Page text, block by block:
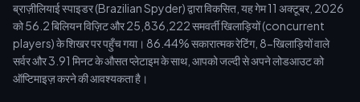
मल्टीप्लायर को अधिकतम कर सकें।
ब्राज़ीलियाई स्पाइडर (Brazilian Spyder) द्वारा विकसित, यह गेम 11 अक्टूबर, 2026
को 56.2 बिलियन विज़िट और 25,836,222 समवर्ती खिलाड़ियों (concurrent
players) के शिखर पर पहुँच गया। 86.44% सकारात्मक रेटिंग, 8-खिलाड़ियों वाले
सर्वर और 3.91 मिनट के औसत प्लेटाइम के साथ, आपको जल्दी से अपने लोडआउट को
ऑप्टिमाइज़ करने की आवश्यकता है।